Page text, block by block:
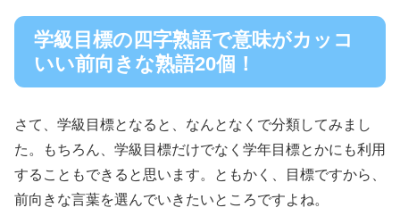
学級目標の四字熟語で意味がカッコ
いい前向きな熟語20個！
さて、学級目標となると、なんとなくで分類してみまし
た。もちろん、学級目標だけでなく学年目標とかにも利用
することもできると思います。ともかく、目標ですから、
前向きな言葉を選んでいきたいところですよね。